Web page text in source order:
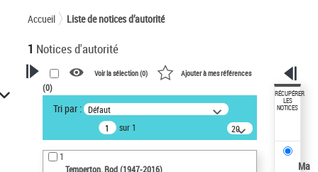
Accueil Liste de notices d’autorité
1 Notices d'autorité
VOTRE RECHERCHE
Recherche avancée dans les
notices d’autorité
Œuvres liées à l'auteur :
Temperton, Rod (1947-2016)
Voir la sélection (0) Ajouter à mes références
(0)
Tri par : Défaut
sur 1
20
résultats/page
1
Temperton, Rod (1947-2016)
RÉCUPÉRER
LES
NOTICES
Ma